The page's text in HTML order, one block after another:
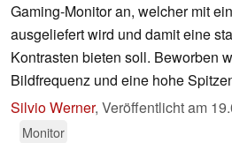
Gaming-Monitor an, welcher mit
ausgeliefert wird und damit eine
Kontrasten bieten soll. Beworben
Bildfrequenz und eine hohe
Silvio Werner, Veröffentlicht am
Monitor